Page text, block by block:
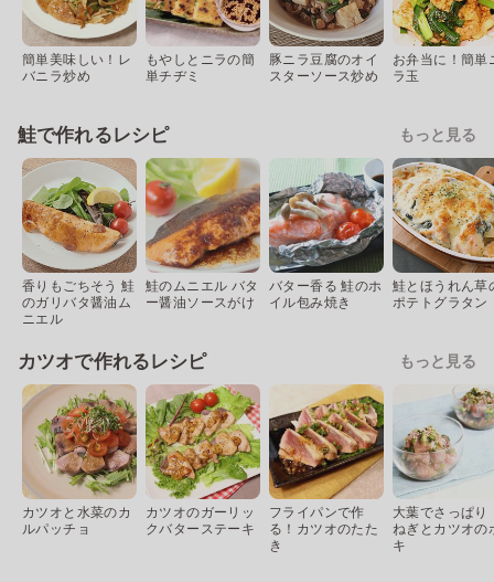
簡単美味しい！レ
バニラ炒め
もやしとニラの簡
単チヂミ
豚ニラ豆腐のオイ
スターソース炒め
お弁当に！簡単
ラ玉
鮭で作れるレシピ もっと見る
香りもごちそう 鮭
のガリバタ醤油ム
ニエル
鮭のムニエル バタ
ー醤油ソースがけ
バター香る 鮭のホ
イル包み焼き
鮭とほうれん草
ポテトグラタン
カツオで作れるレシピ もっと見る
カツオと水菜のカ
ルパッチョ
カツオのガーリッ
クバターステーキ
フライパンで作
る！カツオのたた
き
大葉でさっぱり
ねぎとカツオの
キ